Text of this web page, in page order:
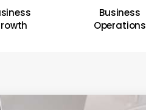
Business
Operations